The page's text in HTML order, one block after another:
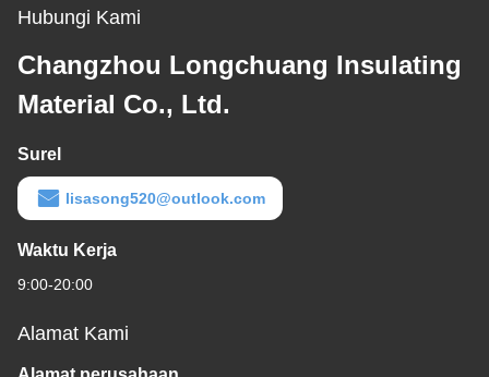
Hubungi Kami
Changzhou Longchuang Insulating
Material Co., Ltd.
Surel
lisasong520@outlook.com
Waktu Kerja
9:00-20:00
Alamat Kami